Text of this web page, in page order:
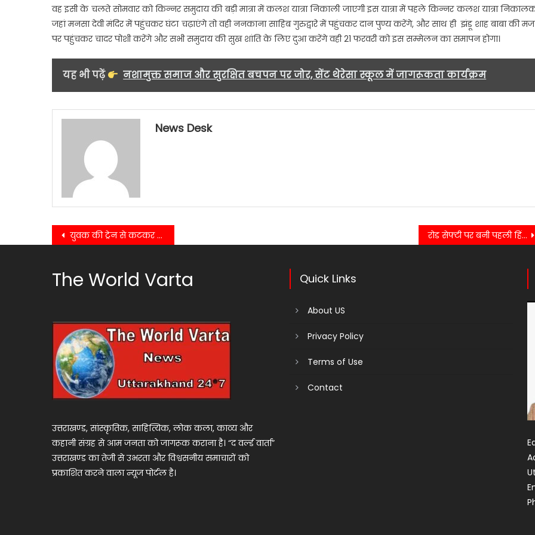
वह इसी के चलते सोमवार को किन्नर समुदाय की बड़ी मात्रा में कलश यात्रा निकाली जाएगी इस यात्रा में पहले किन्नर कलश यात्रा
जहां मनसा देवी मंदिर में पहुंचकर घंटा चढ़ाएंगे तो वही ननकाना साहिब गुरुद्वारे में पहुंचकर दान पुण्य करेंगे, और साथ ही झंडू शाह बाबा की
पर पहुंचकर चादर पोशी करेंगे और सभी समुदाय की सुख शांति के लिए दुआ करेंगे वही 21 फरवरी को इस सम्मेलन का समापन होगा।
यह भी पढ़ें नशामुक्त समाज और सुरक्षित बचपन पर जोर, सेंट थेरेसा स्कूल में जागरूकता कार्यक्रम
News Desk
Post
युवक की ट्रेन से कटकर हुई दर्दनाक मौत….. रोड सेफ्टी पर बनी पहली हिंदी फिल्म ‘यंग बाइकर्स’…..
The World Varta
उत्तराखण्ड, सांस्कृतिक, साहित्यिक, लोक कला, काव्य और
कहानी संग्रह से आम जनता को जागरूक कराना है। “द वर्ल्ड वार्ता”
उत्तराखण्ड का तेजी से उभरता और विश्वसनीय समाचारों को
प्रकाशित करने वाला न्यूज पोर्टल है।
Quick Links
About US
Privacy Policy
Terms of Use
Contact